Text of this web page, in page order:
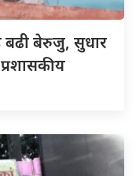
बढी बेरुजु, सुधार